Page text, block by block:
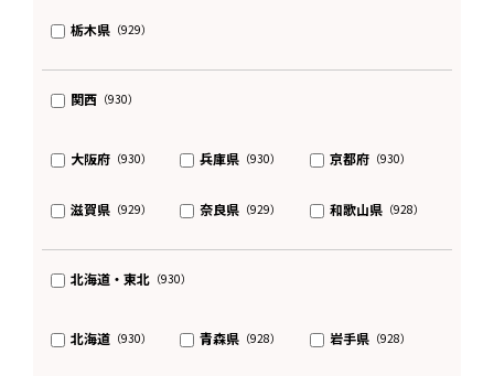
栃木県（929）
関西（930）
大阪府（930） 兵庫県 （930） 京都府 （930）
滋賀県（929） 奈良県 （929） 和歌山県 （928）
北海道・東北（930）
北海道（930） 青森県 （928） 岩手県 （928）